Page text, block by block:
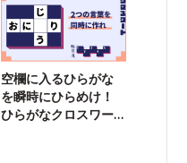
空欄に入るひらがな
を瞬時にひらめけ！
ひらがなクロスワー